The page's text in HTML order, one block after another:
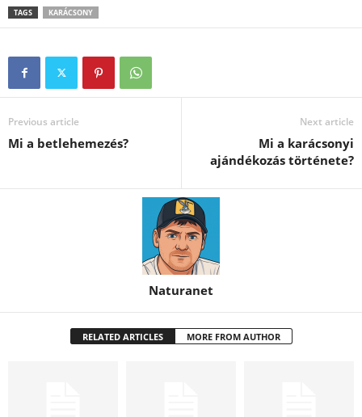
TAGS KARÁCSONY
Previous article
Mi a betlehemezés?
Next article
Mi a karácsonyi
ajándékozás története?
Naturanet
RELATED ARTICLES MORE FROM AUTHOR